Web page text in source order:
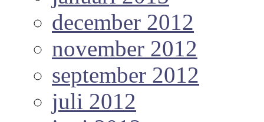
december 2012
november 2012
september 2012
juli 2012